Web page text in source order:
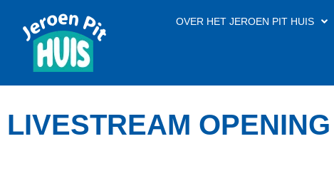
OVER HET JEROEN PIT HUIS
LIVESTREAM